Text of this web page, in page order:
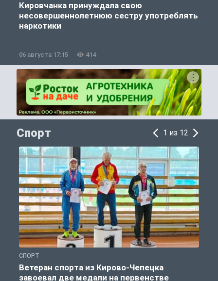
Кировчанка принуждала свою
несовершеннолетнюю сестру употреблять
наркотики
06 августа 17:15 414
Спорт 1 из 12
СПОРТ
Ветеран спорта из Кирово-Чепецка
завоевал две медали на первенстве